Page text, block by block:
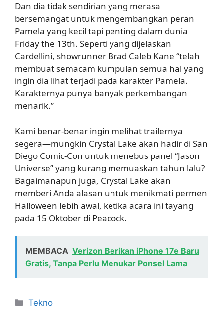
Dan dia tidak sendirian yang merasa
bersemangat untuk mengembangkan peran
Pamela yang kecil tapi penting dalam dunia
Friday the 13th. Seperti yang dijelaskan
Cardellini, showrunner Brad Caleb Kane “telah
membuat semacam kumpulan semua hal yang
ingin dia lihat terjadi pada karakter Pamela.
Karakternya punya banyak perkembangan
menarik.”
Kami benar-benar ingin melihat trailernya
segera—mungkin Crystal Lake akan hadir di San
Diego Comic-Con untuk menebus panel “Jason
Universe” yang kurang memuaskan tahun lalu?
Bagaimanapun juga, Crystal Lake akan
memberi Anda alasan untuk menikmati permen
Halloween lebih awal, ketika acara ini tayang
pada 15 Oktober di Peacock.
MEMBACA Verizon Berikan iPhone 17e Baru
Gratis, Tanpa Perlu Menukar Ponsel Lama
Kategori
Tekno